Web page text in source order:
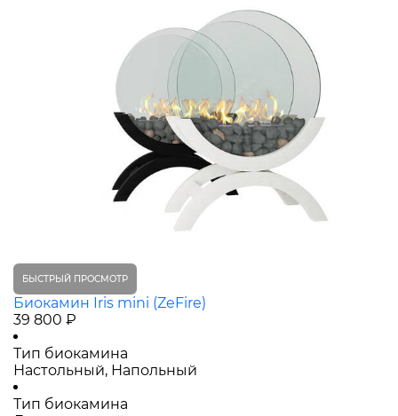
БЫСТРЫЙ ПРОСМОТР
Биокамин Iris mini (ZeFire)
39 800 ₽
Тип биокамина
Настольный, Напольный
Тип биокамина